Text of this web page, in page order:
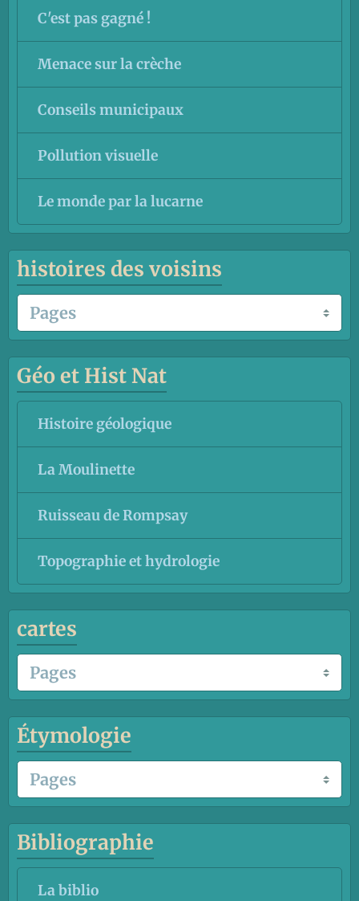
C'est pas gagné !
Menace sur la crèche
Conseils municipaux
Pollution visuelle
Le monde par la lucarne
histoires des voisins
Géo et Hist Nat
Histoire géologique
La Moulinette
Ruisseau de Rompsay
Topographie et hydrologie
cartes
Étymologie
Bibliographie
La biblio